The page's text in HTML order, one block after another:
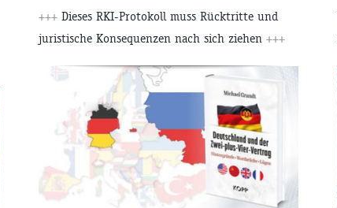
+++ Dieses RKI-Protokoll muss Rücktritte und
juristische Konsequenzen nach sich ziehen +++